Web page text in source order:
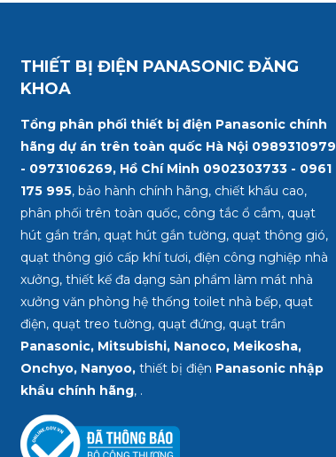
THIẾT BỊ ĐIỆN PANASONIC ĐĂNG
KHOA
Tổng phân phối thiết bị điện Panasonic chính
hãng dự án trên toàn quốc Hà Nội 0989310979
- 0973106269, Hồ Chí Minh 0902303733 - 0961
175 995, bảo hành chính hãng, chiết khấu cao,
phân phối trên toàn quốc, công tắc ổ cắm, quạt
hút gắn trần, quạt hút gắn tường, quạt thông gió,
quạt thông gió cấp khí tươi, điện công nghiệp nhà
xưởng, thiết kế đa dạng sản phẩm làm mát nhà
xưởng văn phòng hệ thống toilet nhà bếp, quạt
điện, quạt treo tường, quạt đứng, quạt trần
Panasonic, Mitsubishi, Nanoco, Meikosha,
Onchyo, Nanyoo,thiết bị điện Panasonic nhập
khẩu chính hãng, .